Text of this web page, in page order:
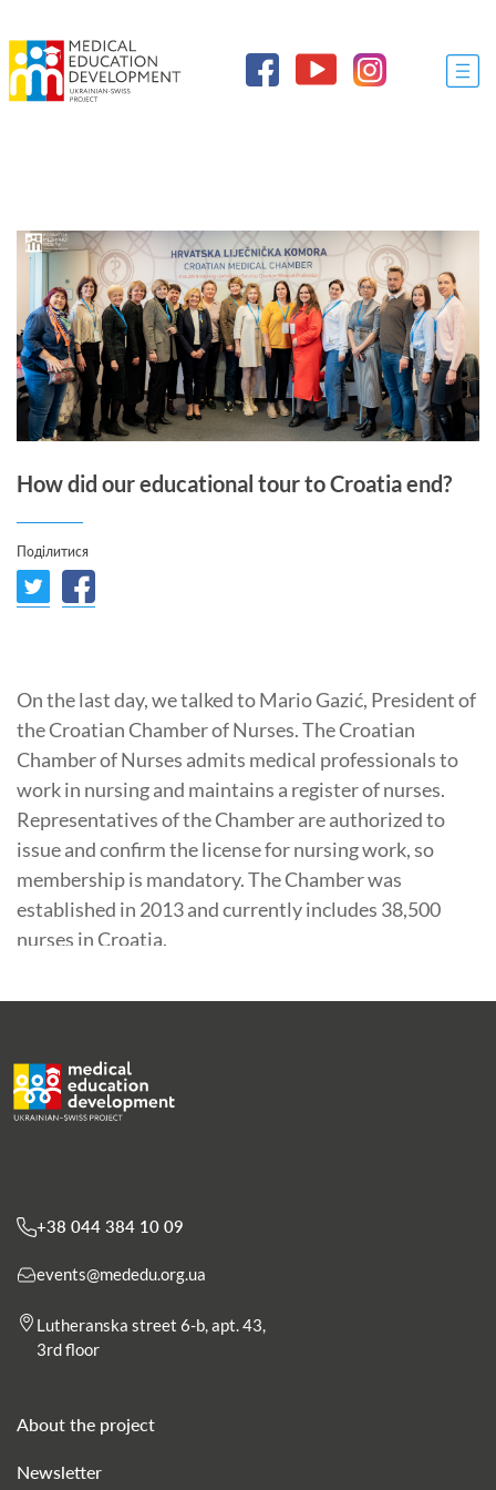
How did our educational tour to Croatia end?
Поділитися
On the last day, we talked to Mario Gazić, President of
the Croatian Chamber of Nurses. The Croatian
Chamber of Nurses admits medical professionals to
work in nursing and maintains a register of nurses.
Representatives of the Chamber are authorized to
issue and confirm the license for nursing work, so
membership is mandatory. The Chamber was
established in 2013 and currently includes 38,500
nurses in Croatia.
professional standards and qualifications of nurses
+38 044 384 10 09
events@mededu.org.ua
Lutheranska street 6-b, apt. 43,
3rd floor
About the project
Newsletter